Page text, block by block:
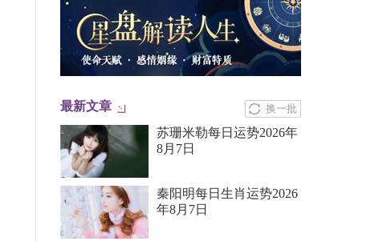
换一批
最新文章
苏珊米勒每日运势2026年
8月7日
秦阳明每日生肖运势2026
年8月7日